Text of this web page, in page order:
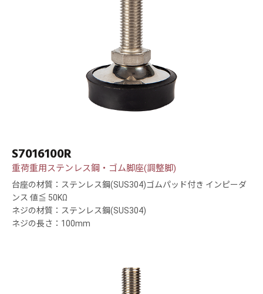
S7016100R
重荷重用ステンレス鋼・ゴム脚座(調整脚)
台座の材質：ステンレス鋼(SUS304)ゴムパッド付き インピーダ
ンス 値≦ 50KΩ
ネジの材質：ステンレス鋼(SUS304)
ネジの長さ：100mm